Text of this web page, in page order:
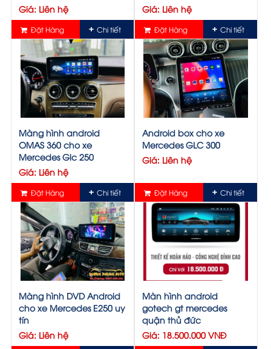
Giá: Liên hệ
Đặt Hàng Chi tiết
Giá: Liên hệ
Đặt Hàng Chi tiết
Màng hình android
OMAS 360 cho xe
Mercedes Glc 250
Giá: Liên hệ
Đặt Hàng Chi tiết
Android box cho xe
Mercedes GLC 300
Giá: Liên hệ
Đặt Hàng Chi tiết
Màng hình DVD Android
cho xe Mercedes E250 uy
tín
Giá: Liên hệ
Màn hình android
gotech gt mercedes
quận thủ đức
Giá: 18.500.000 VNĐ